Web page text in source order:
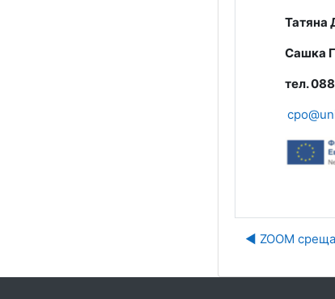
Татяна
Сашка
тел.
◀︎ ZOOM